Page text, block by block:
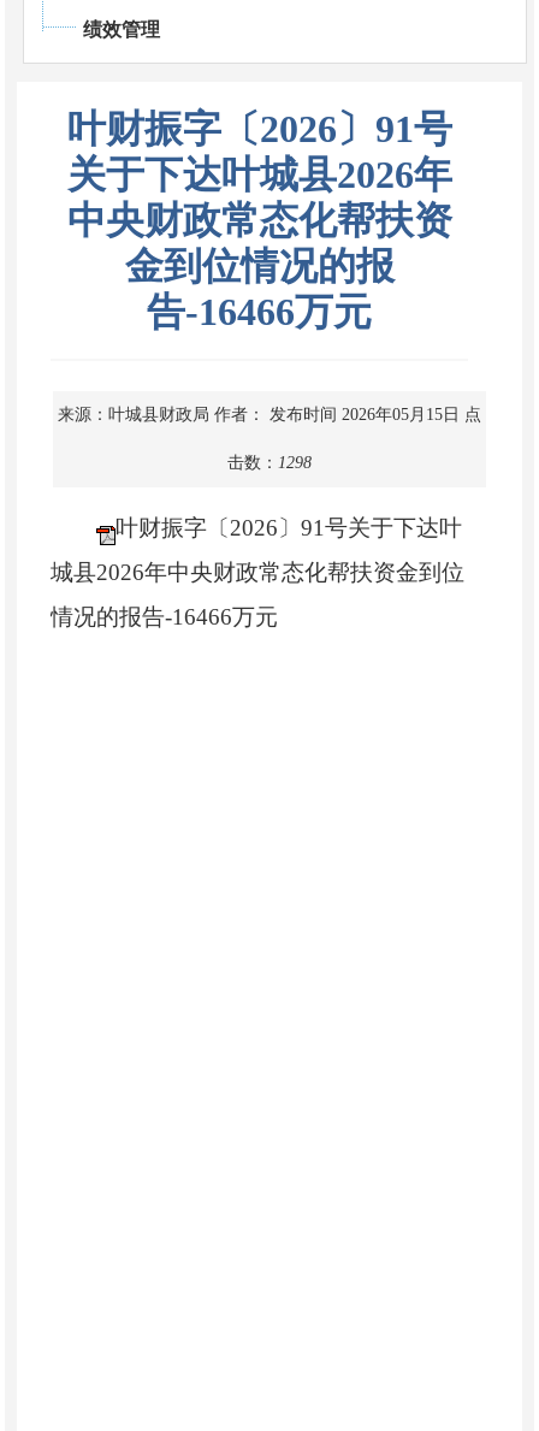
绩效管理
叶财振字〔2026〕91号
关于下达叶城县2026年
中央财政常态化帮扶资
金到位情况的报
告-16466万元
来源：叶城县财政局 作者： 发布时间 2026年05月15日 点
击数： 1298
叶财振字〔2026〕91号关于下达叶
城县2026年中央财政常态化帮扶资金到位
情况的报告-16466万元